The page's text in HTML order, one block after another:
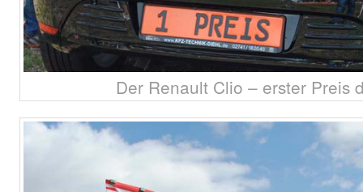
Der Renault Clio – erster Preis